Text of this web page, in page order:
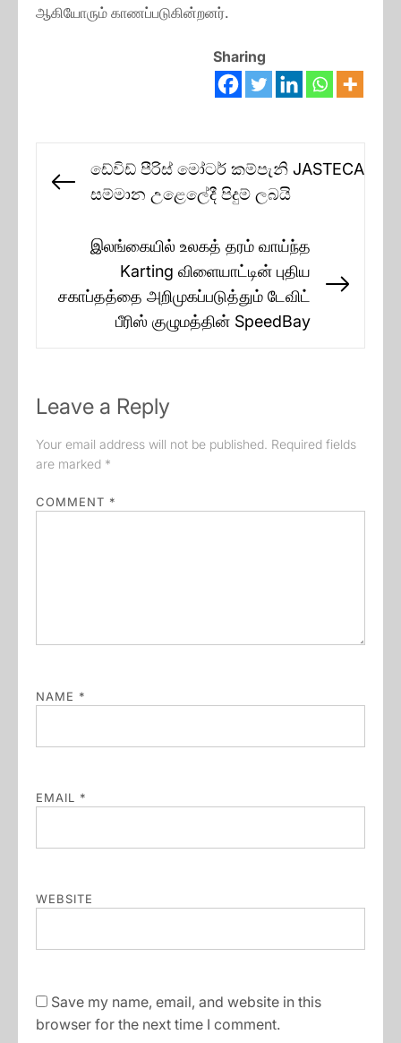
ஆகியோரும் காணப்படுகின்றனர்.
Sharing
navigation
Previous
ඩේවිඩ් පීරිස් මෝටර් කම්පැනි JASTECA
සම්මාන උළෙලේදී පිදුම් ලබයි
இலங்கையில் உலகத் தரம் வாய்ந்த
Karting விளையாட்டின் புதிய
சகாப்தத்தை அறிமுகப்படுத்தும் டேவிட்
பீரிஸ் குழுமத்தின் SpeedBay
Leave a Reply
Your email address will not be published. Required fields
are marked *
COMMENT *
NAME *
EMAIL *
WEBSITE
Save my name, email, and website in this
browser for the next time I comment.